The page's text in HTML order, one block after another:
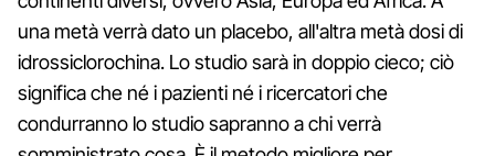
una metà verrà dato un placebo, all'altra metà dosi di
idrossiclorochina. Lo studio sarà in doppio cieco; ciò
significa che né i pazienti né i ricercatori che
condurranno lo studio sapranno a chi verrà